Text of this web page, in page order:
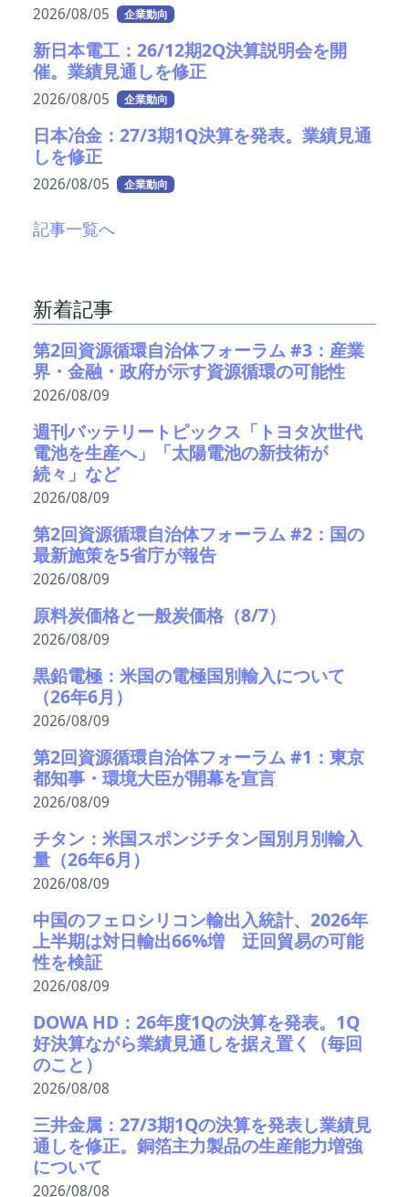
2026/08/05 企業動向
新日本電工：26/12期2Q決算説明会を開
催。業績見通しを修正
2026/08/05 企業動向
日本冶金：27/3期1Q決算を発表。業績見通
しを修正
2026/08/05 企業動向
記事一覧へ
新着記事
第2回資源循環自治体フォーラム #3：産業
界・金融・政府が示す資源循環の可能性
2026/08/09
週刊バッテリートピックス「トヨタ次世代
電池を生産へ」「太陽電池の新技術が
続々」など
2026/08/09
第2回資源循環自治体フォーラム #2：国の
最新施策を5省庁が報告
2026/08/09
原料炭価格と一般炭価格（8/7）
2026/08/09
黒鉛電極：米国の電極国別輸入について
（26年6月）
2026/08/09
第2回資源循環自治体フォーラム #1：東京
都知事・環境大臣が開幕を宣言
2026/08/09
チタン：米国スポンジチタン国別月別輸入
量（26年6月）
2026/08/09
中国のフェロシリコン輸出入統計、2026年
上半期は対日輸出66%増 迂回貿易の可能
性を検証
2026/08/09
DOWA HD：26年度1Qの決算を発表。1Q
好決算ながら業績見通しを据え置く（毎回
のこと）
2026/08/08
三井金属：27/3期1Qの決算を発表し業績見
通しを修正。銅箔主力製品の生産能力増強
について
2026/08/08